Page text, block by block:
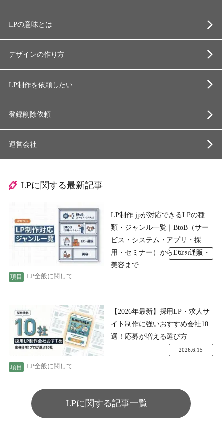
LPの意味とは
デザインの作り方
LP制作を依頼したい
登録削除依頼
運営会社
LPに関する最新記事
LP制作.jpが対応できるLPの種
類・ジャンル一覧｜BtoB（サー
ビス・システム・アプリ・採
用・セミナー）からEC・通販・
美容まで
LP全般に関して
2026.7.24
【2026年最新】採用LP・求人サ
イト制作に強いおすすめ会社10
選！応募が増える選び方
LP全般に関して
2026.6.15
LPに関する記事一覧